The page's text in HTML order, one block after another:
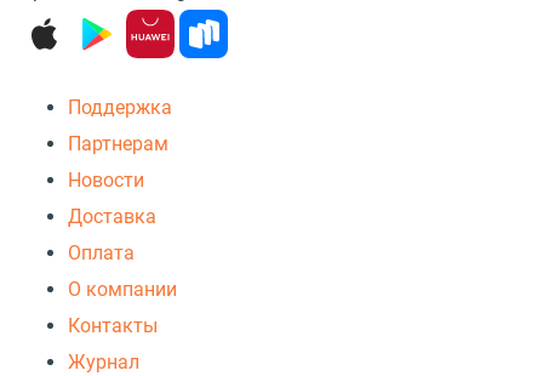
Поддержка
Партнерам
Новости
Доставка
Оплата
О компании
Контакты
Журнал